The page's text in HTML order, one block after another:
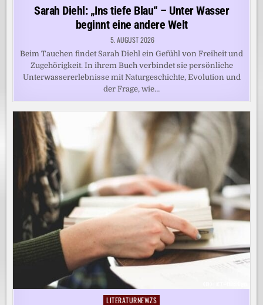
in
Sarah Diehl: „Ins tiefe Blau“ – Unter Wasser
beginnt eine andere Welt
5. AUGUST 2026
Beim Tauchen findet Sarah Diehl ein Gefühl von Freiheit und
Zugehörigkeit. In ihrem Buch verbindet sie persönliche
Unterwassererlebnisse mit Naturgeschichte, Evolution und
der Frage, wie…
Posted
LITERATURNEWZS